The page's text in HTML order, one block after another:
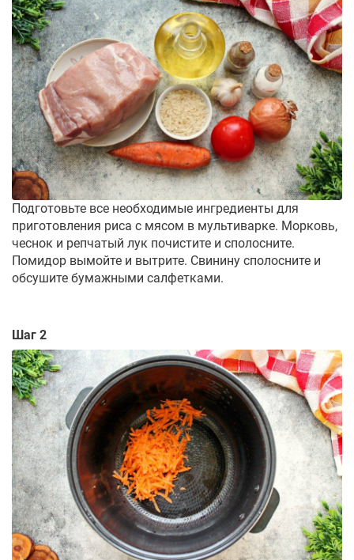
Подготовьте все необходимые ингредиенты для
приготовления риса с мясом в мультиварке. Морковь,
чеснок и репчатый лук почистите и сполосните.
Помидор вымойте и вытрите. Свинину сполосните и
обсушите бумажными салфетками.
Шаг 2